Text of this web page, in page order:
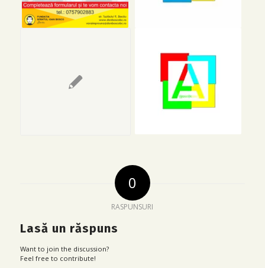
0
RASPUNSURI
Lasă un răspuns
Want to join the discussion?
Feel free to contribute!